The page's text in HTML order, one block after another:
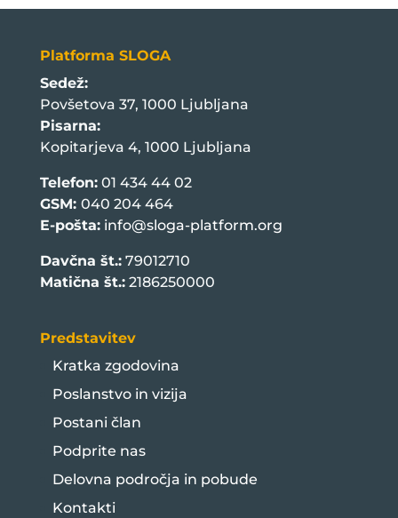
Platforma SLOGA
Sedež:
Povšetova 37, 1000 Ljubljana
Pisarna:
Kopitarjeva 4, 1000 Ljubljana
Telefon:01 434 44 02
GSM: 040 204 464
E-pošta: info@sloga-platform.org
Davčna št.:79012710
Matična št.:2186250000
Predstavitev
Kratka zgodovina
Poslanstvo in vizija
Postani član
Podprite nas
Delovna področja in pobude
Kontakti